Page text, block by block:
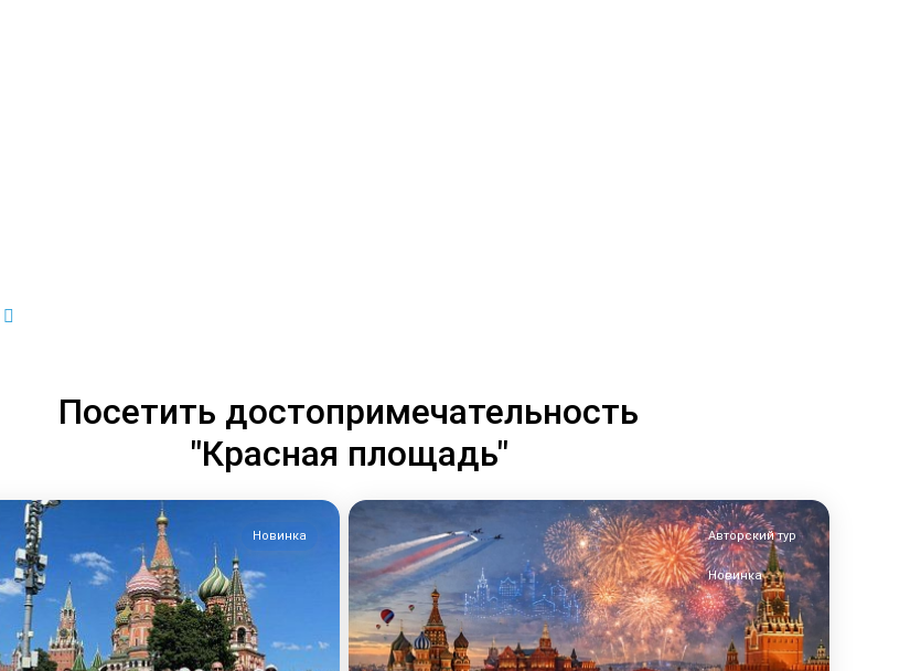
Посетить достопримечательность
"Красная площадь"
Новинка Авторский тур
Новинка